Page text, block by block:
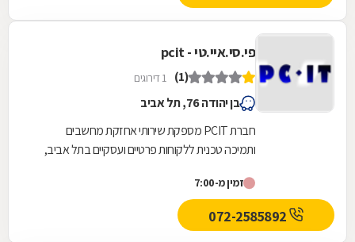
פי.סי.איי.טי - pcit
(1) 1 דירוגים
בן יהודה 76, תל אביב
חברת PCIT מספקת שירותי אחזקת מחשבים
ותמיכה טכנית ללקוחות פרטיים ועסקיים בתל אביב,
שירותי תמיכה...
זמין מ-7:00